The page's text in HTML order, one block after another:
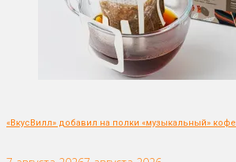
«ВкусВилл» добавил на полки «музыкальный» кофе